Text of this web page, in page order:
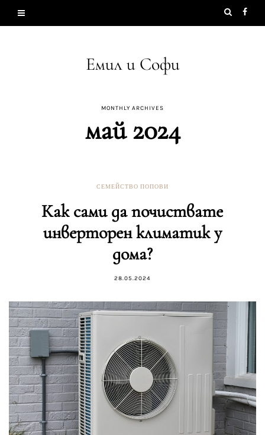
Емил и Софи
MONTHLY ARCHIVES
май 2024
СЕМЕЙСТВО ПОПОВИ
Как сами да почиствате
инверторен климатик у
дома?
28.05.2024